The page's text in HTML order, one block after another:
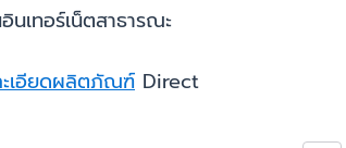
เทอร์เน็ตสาธารณะ
ะเอียดผลิตภัณฑ์ Direct